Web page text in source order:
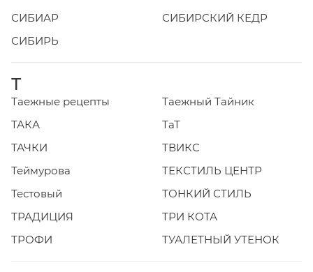
СИБИАР
СИБИРСКИЙ КЕДР
СИБИРЬ
Т
Таежные рецепты
Таежный Тайник
ТАКА
ТаТ
ТАЧКИ
ТВИКС
Теймурова
ТЕКСТИЛЬ ЦЕНТР
Тестовый
ТОНКИЙ СТИЛЬ
ТРАДИЦИЯ
ТРИ КОТА
ТРОФИ
ТУАЛЕТНЫЙ УТЕНОК